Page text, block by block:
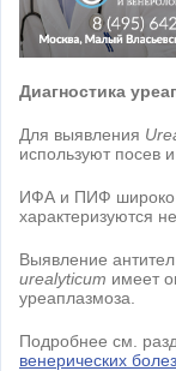
Диагностика
Для выявления
используют посев
ИФА и ПИФ широко
характеризуются
Выявление антител
urealyticum имеет
уреаплазмоза.
Подробнее см.
венерических